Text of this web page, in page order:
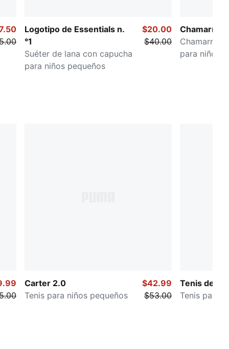
Logotipo de Essentials n.
°1
Suéter de lana con capucha
para niños pequeños
$20.00
$40.00
Chamarras
Chamarra
para niños
Carter 2.0
Tenis para niños pequeños
$42.99
$53.00
Tenis de
Tenis para